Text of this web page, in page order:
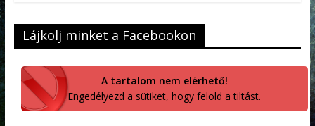
Lájkolj minket a Facebookon
A tartalom nem elérhető!
Engedélyezd a sütiket, hogy felold a tiltást.